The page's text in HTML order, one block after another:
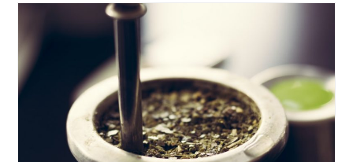
La
Marche
L’organisme
Humain